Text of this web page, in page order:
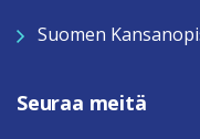
Suomen
Seuraa meitä